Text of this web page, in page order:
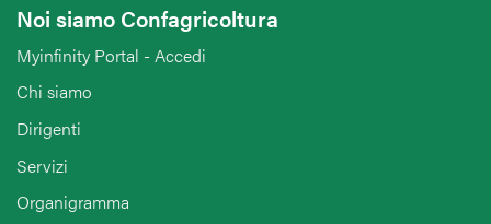
Noi siamo Confagricoltura
Myinfinity Portal - Accedi
Chi siamo
Dirigenti
Servizi
Organigramma